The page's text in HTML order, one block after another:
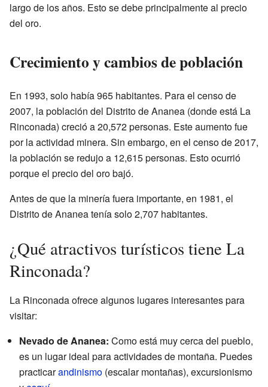
largo de los años. Esto se debe principalmente al precio
del oro.
Crecimiento y cambios de población
En 1993, solo había 965 habitantes. Para el censo de
2007, la población del Distrito de Ananea (donde está La
Rinconada) creció a 20,572 personas. Este aumento fue
por la actividad minera. Sin embargo, en el censo de 2017,
la población se redujo a 12,615 personas. Esto ocurrió
porque el precio del oro bajó.
Antes de que la minería fuera importante, en 1981, el
Distrito de Ananea tenía solo 2,707 habitantes.
¿Qué atractivos turísticos tiene La
Rinconada?
La Rinconada ofrece algunos lugares interesantes para
visitar:
Nevado de Ananea: Como está muy cerca del pueblo,
es un lugar ideal para actividades de montaña. Puedes
practicarandinismo (escalar montañas), excursionismo